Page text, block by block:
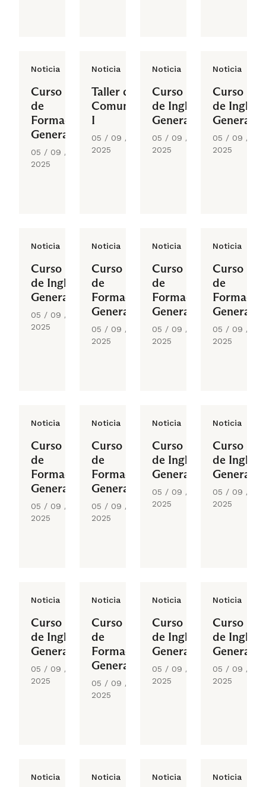
Noticia
Curso
de
Formación
General
05 / 09 /
2025
Noticia
Taller de
Comunicación
I
05 / 09 /
2025
Noticia
Curso
de Inglés
General
05 / 09 /
2025
Noticia
Curso
de Inglés
General
05 / 09 /
2025
Noticia
Curso
de Inglés
General
05 / 09 /
2025
Noticia
Curso
de
Formación
General
05 / 09 /
2025
Noticia
Curso
de
Formación
General
05 / 09 /
2025
Noticia
Curso
de
General
05 / 09 /
2025
Noticia
Curso
de
Formación
General
05 / 09 /
2025
Noticia
Curso
de
Formación
General
05 / 09 /
2025
Noticia
Curso
de Inglés
General
05 / 09 /
2025
Noticia
Curso
de Inglés
General
05 / 09 /
2025
Noticia
Curso
de Inglés
General
05 / 09 /
2025
Noticia
Curso
de
Formación
General
05 / 09 /
2025
Noticia
Curso
de Inglés
General
05 / 09 /
2025
Noticia
Curso
de Inglés
General
05 / 09 /
2025
Noticia Noticia Noticia Noticia